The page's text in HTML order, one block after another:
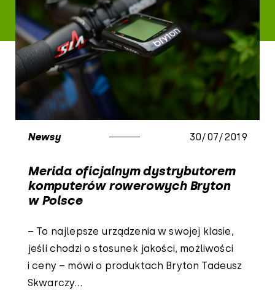
Newsy 30/07/2019
Merida oficjalnym dystrybutorem
komputerów rowerowych Bryton
w Polsce
– To najlepsze urządzenia w swojej klasie,
jeśli chodzi o stosunek jakości, możliwości
i ceny – mówi o produktach Bryton Tadeusz
Skwarczy...